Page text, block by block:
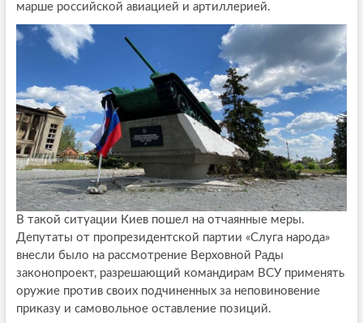
марше российской авиацией и артиллерией.
В такой ситуации Киев пошел на отчаянные меры.
Депутаты от пропрезидентской партии «Слуга народа»
внесли было на рассмотрение Верховной Рады
законопроект, разрешающий командирам ВСУ применять
оружие против своих подчиненных за неповиновение
приказу и самовольное оставление позиций.